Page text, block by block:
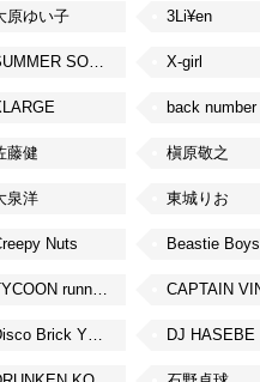
原ゆい子 3Li¥en
SUMMER SONIC X-girl
back number
藤健 槇原敬之
泉洋 東城りお
Nuts Beastie Boys
TYCOON running CAPTAIN
Disco Brick YOKOHAMA DJ HASEBE